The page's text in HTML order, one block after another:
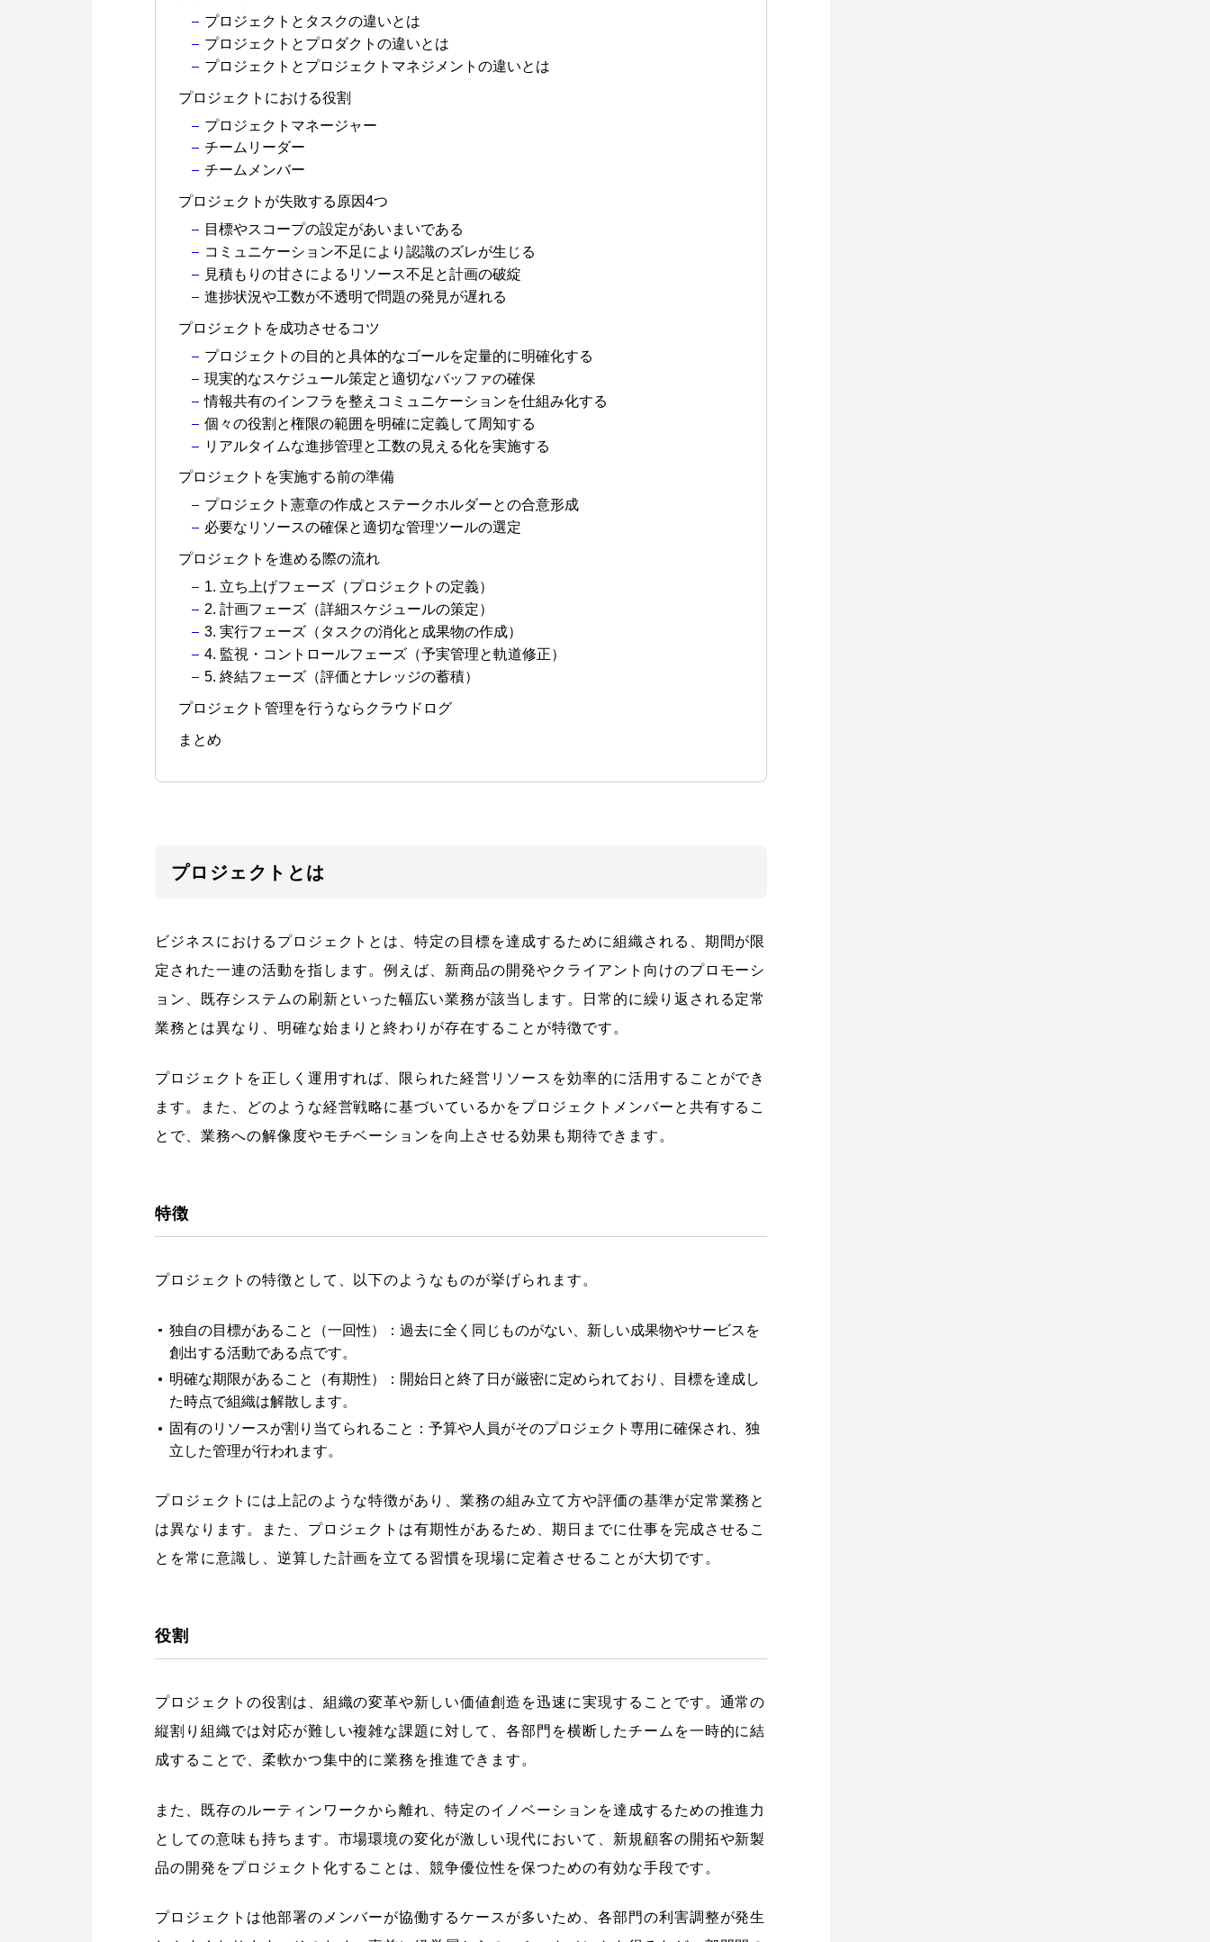
プロジェクトとタスクの違いとは
プロジェクトとプロダクトの違いとは
プロジェクトとプロジェクトマネジメントの違いとは
プロジェクトにおける役割
プロジェクトマネージャー
チームリーダー
チームメンバー
プロジェクトが失敗する原因4つ
目標やスコープの設定があいまいである
コミュニケーション不足により認識のズレが生じる
見積もりの甘さによるリソース不足と計画の破綻
進捗状況や工数が不透明で問題の発見が遅れる
プロジェクトを成功させるコツ
プロジェクトの目的と具体的なゴールを定量的に明確化する
現実的なスケジュール策定と適切なバッファの確保
情報共有のインフラを整えコミュニケーションを仕組み化する
個々の役割と権限の範囲を明確に定義して周知する
リアルタイムな進捗管理と工数の見える化を実施する
プロジェクトを実施する前の準備
プロジェクト憲章の作成とステークホルダーとの合意形成
必要なリソースの確保と適切な管理ツールの選定
プロジェクトを進める際の流れ
1. 立ち上げフェーズ（プロジェクトの定義）
2. 計画フェーズ（詳細スケジュールの策定）
3. 実行フェーズ（タスクの消化と成果物の作成）
4. 監視・コントロールフェーズ（予実管理と軌道修正）
5. 終結フェーズ（評価とナレッジの蓄積）
プロジェクト管理を行うならクラウドログ
まとめ
プロジェクトとは
ビジネスにおけるプロジェクトとは、特定の目標を達成するために組織される、期間が限
定された一連の活動を指します。例えば、新商品の開発やクライアント向けのプロモーシ
ョン、既存システムの刷新といった幅広い業務が該当します。日常的に繰り返される定常
業務とは異なり、明確な始まりと終わりが存在することが特徴です。
プロジェクトを正しく運用すれば、限られた経営リソースを効率的に活用することができ
ます。また、どのような経営戦略に基づいているかをプロジェクトメンバーと共有するこ
とで、業務への解像度やモチベーションを向上させる効果も期待できます。
特徴
プロジェクトの特徴として、以下のようなものが挙げられます。
独自の目標があること（一回性）：過去に全く同じものがない、新しい成果物やサービスを
創出する活動である点です。
明確な期限があること（有期性）：開始日と終了日が厳密に定められており、目標を達成し
た時点で組織は解散します。
固有のリソースが割り当てられること：予算や人員がそのプロジェクト専用に確保され、独
立した管理が行われます。
プロジェクトには上記のような特徴があり、業務の組み立て方や評価の基準が定常業務と
は異なります。また、プロジェクトは有期性があるため、期日までに仕事を完成させるこ
とを常に意識し、逆算した計画を立てる習慣を現場に定着させることが大切です。
役割
プロジェクトの役割は、組織の変革や新しい価値創造を迅速に実現することです。通常の
縦割り組織では対応が難しい複雑な課題に対して、各部門を横断したチームを一時的に結
成することで、柔軟かつ集中的に業務を推進できます。
また、既存のルーティンワークから離れ、特定のイノベーションを達成するための推進力
としての意味も持ちます。市場環境の変化が激しい現代において、新規顧客の開拓や新製
品の開発をプロジェクト化することは、競争優位性を保つための有効な手段です。
プロジェクトは他部署のメンバーが協働するケースが多いため、各部門の利害調整が発生